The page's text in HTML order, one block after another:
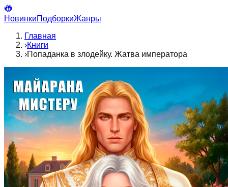
НовинкиПодборкиЖанры
Главная
›Книги
›Попаданка в злодейку. Жатва императора